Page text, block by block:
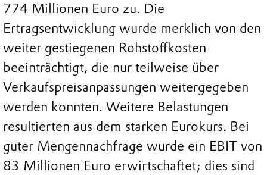
774 Millionen Euro zu. Die
Ertragsentwicklung wurde merklich von den
weiter gestiegenen Rohstoffkosten
beeinträchtigt, die nur teilweise über
Verkaufspreisanpassungen weitergegeben
werden konnten. Weitere Belastungen
resultierten aus dem starken Eurokurs. Bei
guter Mengennachfrage wurde ein EBIT von
83 Millionen Euro erwirtschaftet; dies sind